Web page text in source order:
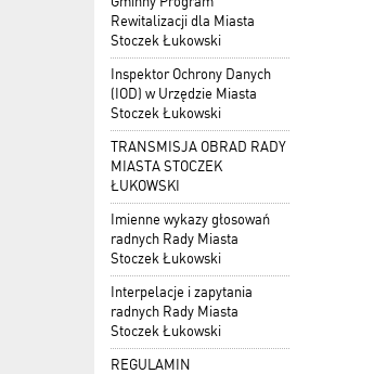
Rewitalizacji dla Miasta
Stoczek Łukowski
Inspektor Ochrony Danych
(IOD) w Urzędzie Miasta
Stoczek Łukowski
TRANSMISJA OBRAD RADY
MIASTA STOCZEK
ŁUKOWSKI
Imienne wykazy głosowań
radnych Rady Miasta
Stoczek Łukowski
Interpelacje i zapytania
radnych Rady Miasta
Stoczek Łukowski
REGULAMIN